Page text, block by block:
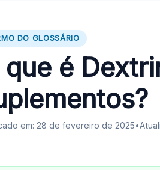
DO GLOSSÁRIO
que é
em: 28 de fevereiro de 2025•